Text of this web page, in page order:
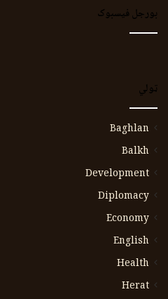
بورجل فیسبوک
ټولي
Baghlan
Balkh
Development
Diplomacy
Economy
English
Health
Herat